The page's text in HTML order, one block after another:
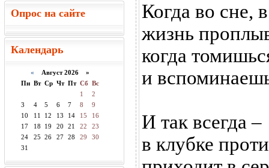
Опрос на сайте
Календарь
« Август 2026 »
Пн Вт Ср Чт Пт Сб Вс
1
2
3
4 5 6 7 8
9
10
11 12 13 14 15
16
17
18 19 20 21 22
23
24
25 26 27 28 29
30
31
Когда во сне,
жизнь
когда
и
И так всегда –
в клубке